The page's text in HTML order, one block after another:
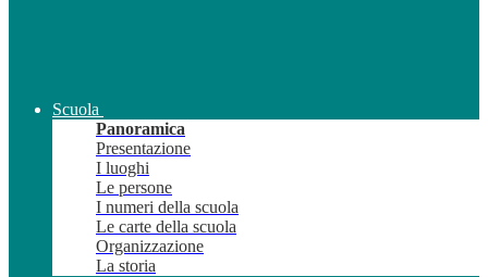
Scuola
Panoramica
Presentazione
I luoghi
Le persone
I numeri della scuola
Le carte della scuola
Organizzazione
La storia